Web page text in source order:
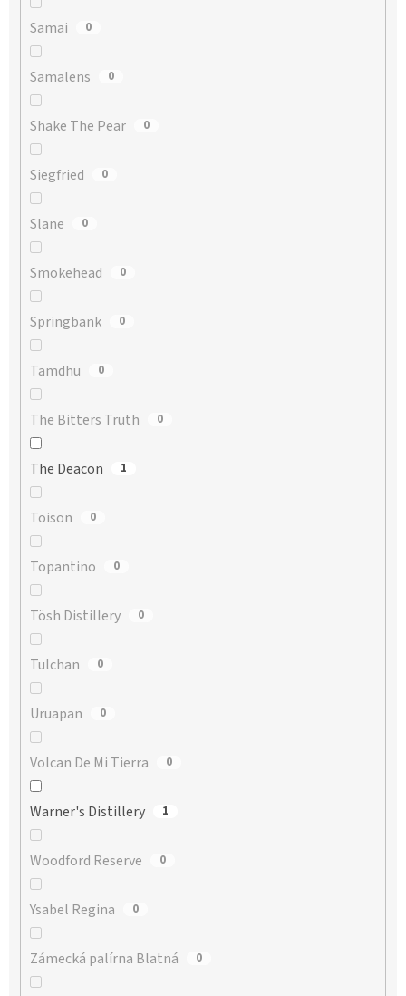
Samai 0
Samalens 0
Shake The Pear 0
Siegfried 0
Slane 0
Smokehead 0
Springbank 0
Tamdhu 0
The Bitters Truth 0
The Deacon 1
Toison 0
Topantino 0
Tösh Distillery 0
Tulchan 0
Uruapan 0
Volcan De Mi Tierra 0
Warner's Distillery 1
Woodford Reserve 0
Ysabel Regina 0
Zámecká palírna Blatná 0